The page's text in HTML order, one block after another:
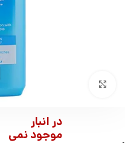
بزرگنمایی تصویر
در انبار
موجود نمی